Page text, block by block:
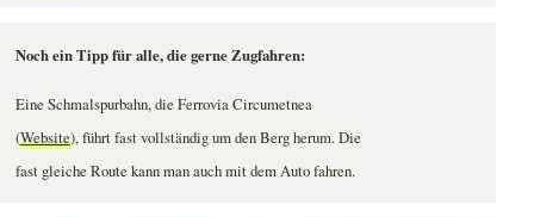
Noch ein Tipp für alle, die gerne Zugfahren:
Eine Schmalspurbahn, die Ferrovia Circumetnea
(Website), führt fast vollständig um den Berg herum. Die
fast gleiche Route kann man auch mit dem Auto fahren.